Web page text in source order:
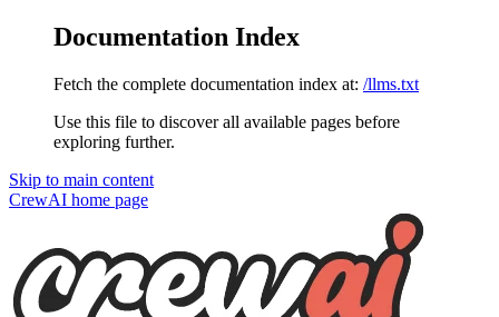
Documentation Index
Fetch the complete documentation index at: /llms.txt
Use this file to discover all available pages before
exploring further.
Skip to main content
CrewAI home page